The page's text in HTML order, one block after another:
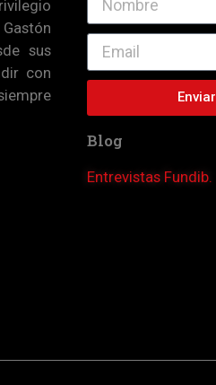
sus
con
Enviar
Blog
Entrevistas Fundib.